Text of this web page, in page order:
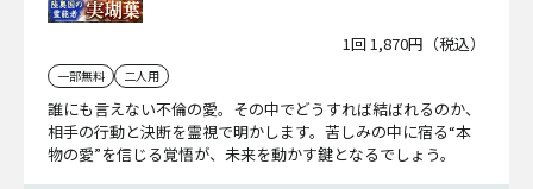
1回 1,870円（税込）
一部無料 二人用
誰にも言えない不倫の愛。その中でどうすれば結ばれるのか、
相手の行動と決断を霊視で明かします。苦しみの中に宿る“本
物の愛”を信じる覚悟が、未来を動かす鍵となるでしょう。